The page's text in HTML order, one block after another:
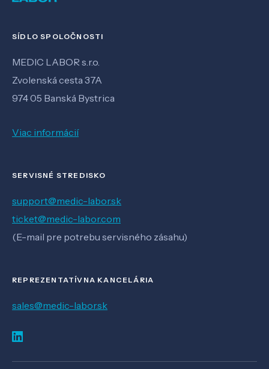
SÍDLO SPOLOČNOSTI
MEDIC LABOR s.r.o.
Zvolenská cesta 37A
974 05 Banská Bystrica
Viac informácií
SERVISNÉ STREDISKO
support@medic-labor.sk
ticket@medic-labor.com
(E-mail pre potrebu servisného zásahu)
REPREZENTATÍVNA KANCELÁRIA
sales@medic-labor.sk